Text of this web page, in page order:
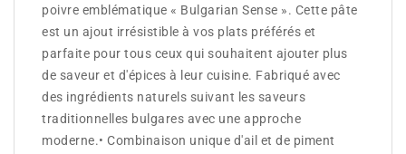
poivre emblématique « Bulgarian Sense ». Cette pâte
est un ajout irrésistible à vos plats préférés et
parfaite pour tous ceux qui souhaitent ajouter plus
de saveur et d'épices à leur cuisine. Fabriqué avec
des ingrédients naturels suivant les saveurs
traditionnelles bulgares avec une approche
moderne.• Combinaison unique d'ail et de piment